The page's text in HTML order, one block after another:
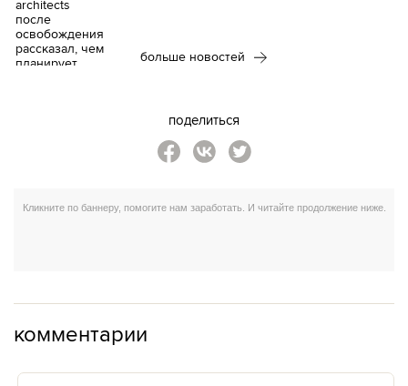
больше новостей
поделиться
комментарии